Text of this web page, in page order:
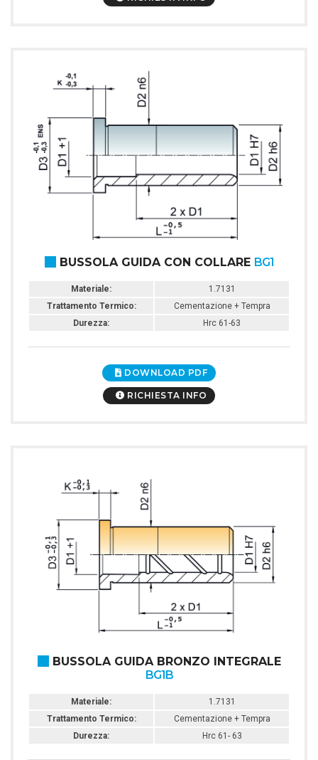
BUSSOLA GUIDA CON COLLARE BG1
Materiale:
1.7131
Trattamento Termico:
Cementazione + Tempra
Durezza:
Hrc 61-63
DOWNLOAD PDF
RICHIESTA INFO
BUSSOLA GUIDA BRONZO INTEGRALE
BG1B
Materiale:
1.7131
Trattamento Termico:
Cementazione + Tempra
Durezza:
Hrc 61- 63